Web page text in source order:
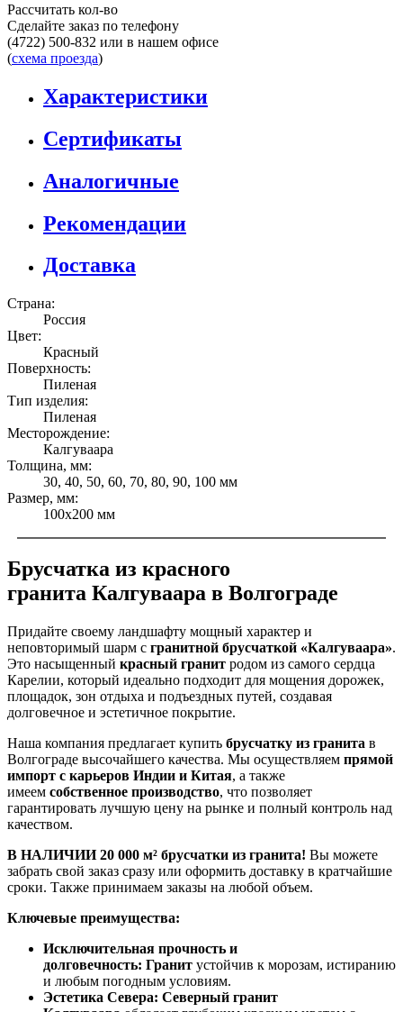
Рассчитать кол-во
Сделайте заказ по телефону
(4722) 500-832 или в нашем офисе
(схема проезда)
Характеристики
Сертификаты
Аналогичные
Рекомендации
Доставка
Страна:
Россия
Цвет:
Красный
Поверхность:
Пиленая
Тип изделия:
Пиленая
Месторождение:
Калгуваара
Толщина, мм:
30, 40, 50, 60, 70, 80, 90, 100 мм
Размер, мм:
100х200 мм
Брусчатка из красного
гранита Калгуваара в Волгограде
Придайте своему ландшафту мощный характер и
неповторимый шарм с гранитной брусчаткой «Калгуваара».
Это насыщенный красный гранит родом из самого сердца
Карелии, который идеально подходит для мощения дорожек,
площадок, зон отдыха и подъездных путей, создавая
долговечное и эстетичное покрытие.
Наша компания предлагает купить брусчатку из гранита в
Волгограде высочайшего качества. Мы осуществляем прямой
импорт с карьеров Индии и Китая, а также
имеем собственное производство, что позволяет
гарантировать лучшую цену на рынке и полный контроль над
качеством.
В НАЛИЧИИ 20 000 м² брусчатки из гранита! Вы можете
забрать свой заказ сразу или оформить доставку в кратчайшие
сроки. Также принимаем заказы на любой объем.
Ключевые преимущества:
Исключительная прочность и
долговечность: Гранит устойчив к морозам, истиранию
и любым погодным условиям.
Эстетика Севера: Северный гранит